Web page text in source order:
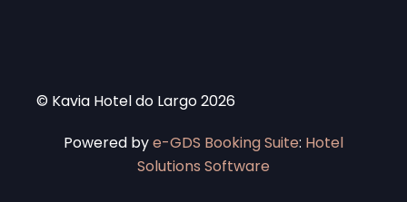
© Kavia Hotel do Largo 2026
Powered bye-GDS Booking Suite: Hotel
Solutions Software